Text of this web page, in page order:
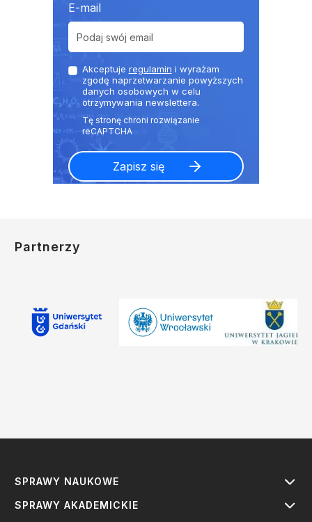
E-mail
Akceptuje regulamin i wyrażam
zgodę naprzetwarzanie powyższych
danych osobowych w celu
otrzymywania newslettera.
Partnerzy
SPRAWY NAUKOWE
SPRAWY AKADEMICKIE